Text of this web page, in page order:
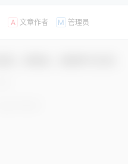
A 文章作者 M 管理员